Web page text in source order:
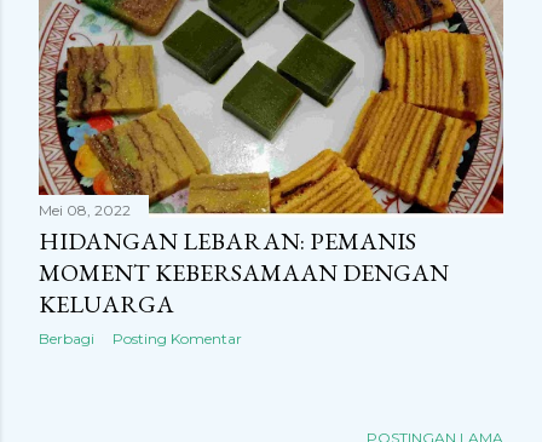
Mei 08, 2022
HIDANGAN LEBARAN: PEMANIS
MOMENT KEBERSAMAAN DENGAN
KELUARGA
Berbagi Posting Komentar
POSTINGAN LAMA